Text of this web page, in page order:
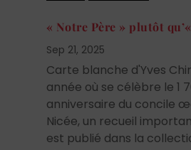
« Notre Père » plutôt
Sep 21, 2025
Carte blanche d'Yves
année où se célèbre le 1
anniversaire du concile
Nicée, un recueil
est publié dans la